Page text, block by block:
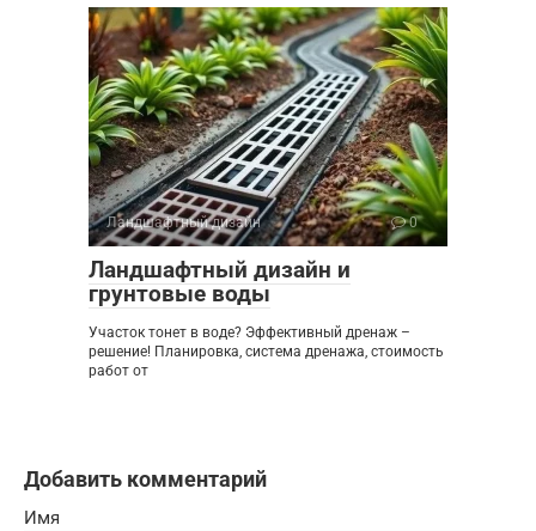
Ландшафтный дизайн 0
Ландшафтный дизайн и
грунтовые воды
Участок тонет в воде? Эффективный дренаж –
решение! Планировка, система дренажа, стоимость
работ от
Добавить комментарий
Имя